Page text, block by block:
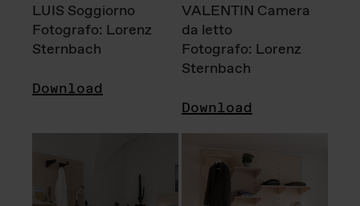
LUIS Soggiorno
Fotografo: Lorenz
Sternbach
Download
VALENTIN Camera
da letto
Fotografo: Lorenz
Sternbach
Download